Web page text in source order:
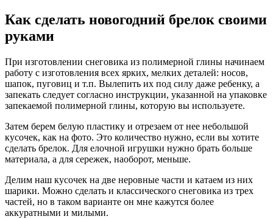
Как сделать новогодний брелок своими
руками
При изготовлении снеговика из полимерной глины начинаем
работу с изготовления всех ярких, мелких деталей: носов,
шапок, пуговиц и т.п. Вылепить их под силу даже ребенку, а
запекать следует согласно инструкции, указанной на упаковке
запекаемой полимерной глины, которую вы используете.
Затем берем белую пластику и отрезаем от нее небольшой
кусочек, как на фото. Это количество нужно, если вы хотите
сделать брелок. Для елочной игрушки нужно брать больше
материала, а для сережек, наоборот, меньше.
Делим наш кусочек на две неровные части и катаем из них
шарики. Можно сделать и классического снеговика из трех
частей, но в таком варианте он мне кажутся более
аккуратными и милыми.